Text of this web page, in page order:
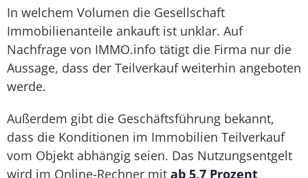
In welchem Volumen die Gesellschaft
Immobilienanteile ankauft ist unklar. Auf
Nachfrage von IMMO.info tätigt die Firma nur die
Aussage, dass der Teilverkauf weiterhin angeboten
werde.
Außerdem gibt die Geschäftsführung bekannt,
dass die Konditionen im Immobilien Teilverkauf
vom Objekt abhängig seien. Das Nutzungsentgelt
wird im Online-Rechner mit ab 5,7 Prozent